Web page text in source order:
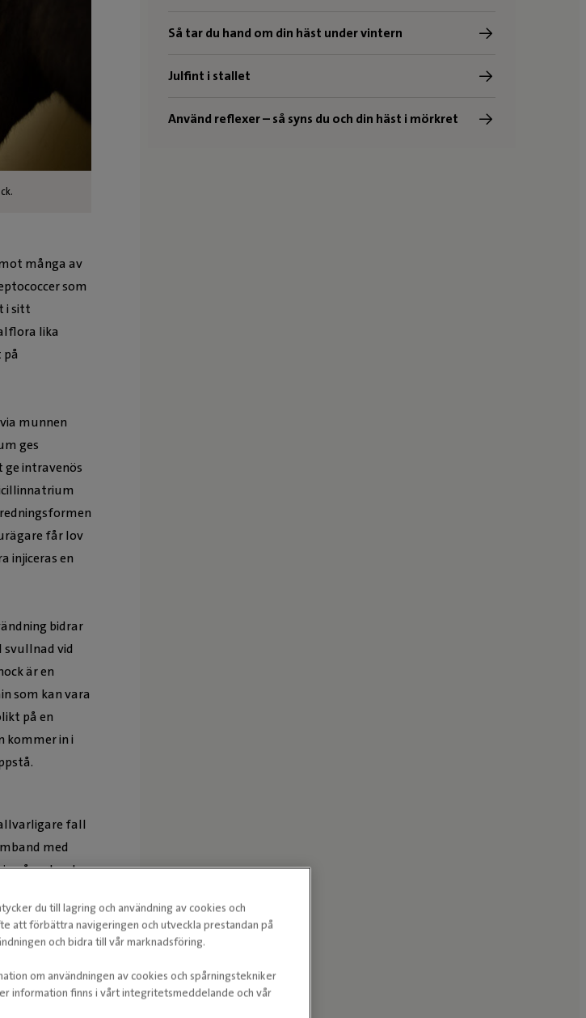
många av
som
i sitt
lika
munnen
ges
intravenös
får lov
injiceras en
bidrar
svullnad vid
är en
som kan vara
på en
kommer in i
fall
med
någorlunda
men kan
från
Så tar du hand om din häst under vintern
Julfint i stallet
Använd reflexer – så syns du och din häst i mörkret
du till lagring och användning av cookies och
att förbättra navigeringen och utveckla prestandan på
och bidra till vår marknadsföring.
om användningen av cookies och spårningstekniker
information finns i vårt integritetsmeddelande och vår